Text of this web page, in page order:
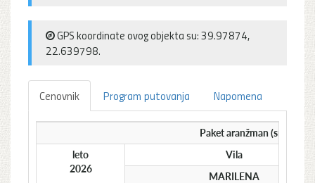
GPS koordinate ovog objekta su: 39.97874,
22.639798.
Cenovnik Program putovanja Napomena
Paket aranžman (smeštaj
leto
2026
Vila
MARILENA